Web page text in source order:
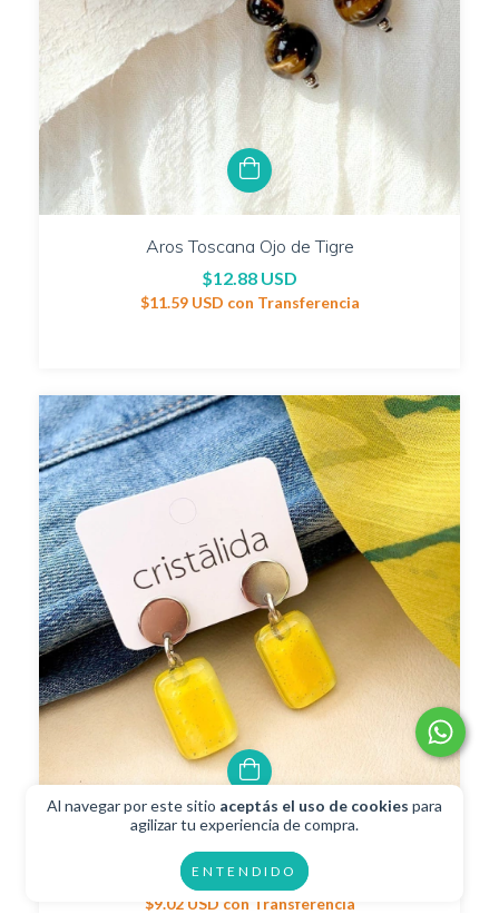
Al navegar por este sitio aceptás el uso de cookies para
agilizar tu experiencia de compra.
ENTENDIDO
Aros Toscana Ojo de Tigre
$12.88 USD
$11.59 USD con Transferencia
Aros Funky Amarillo
$10.02 USD
$9.02 USD con Transferencia